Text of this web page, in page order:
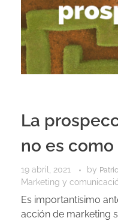
La
no es
19 abril, 2021 by
Marketing y
Es importantísimo
acción de marketing